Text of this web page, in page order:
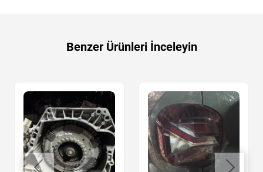
Benzer Ürünleri İnceleyin